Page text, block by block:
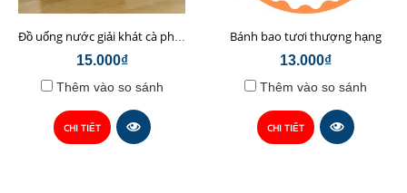
Đồ uống nước giải khát cà phê sữa hạt Chop Chef
15.000₫
Thêm vào so sánh
CHI TIẾT
Bánh bao tươi thượng hạng
13.000₫
Thêm vào so sánh
CHI TIẾT